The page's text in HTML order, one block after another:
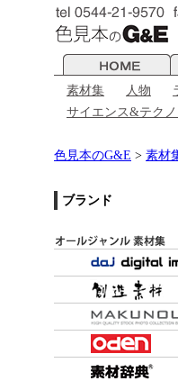
素材集 人物
サイエンス&テク
色見本のG&E > 素材
ブランド